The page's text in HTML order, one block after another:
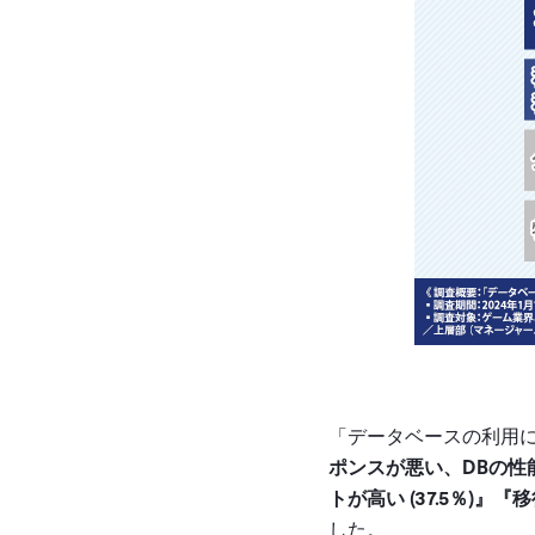
「データベースの利
ポンスが悪い、DBの性
トが高い (37.5％)』『
した。